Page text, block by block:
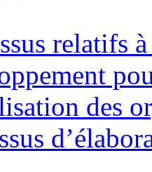
relatifs
des